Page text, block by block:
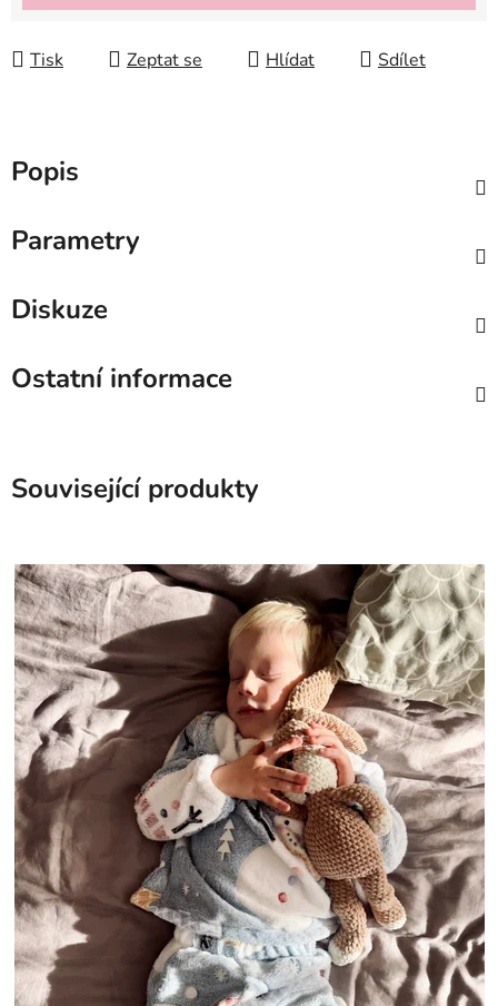
Tisk Zeptat se Hlídat Sdílet
Popis
Parametry
Diskuze
Ostatní informace
Související produkty